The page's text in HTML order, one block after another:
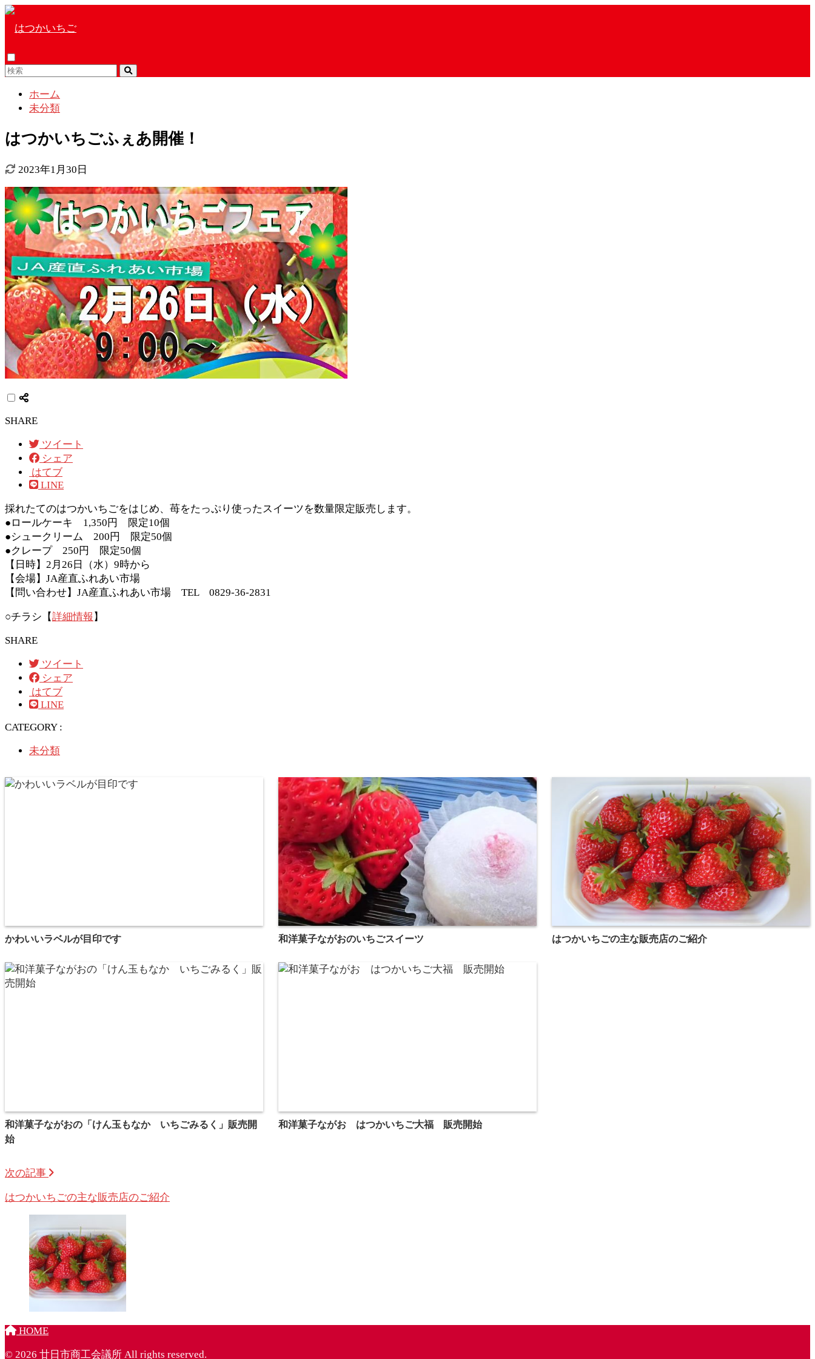
ホーム
未分類
はつかいちごふぇあ開催！
2023年1月30日
SHARE
ツイート
シェア
はてブ
LINE
採れたてのはつかいちごをはじめ、苺をたっぷり使ったスイーツを数量限定販売します。
●ロールケーキ 1,350円 限定10個
●シュークリーム 200円 限定50個
●クレープ 250円 限定50個
【日時】2月26日（水）9時から
【会場】JA産直ふれあい市場
【問い合わせ】JA産直ふれあい市場 TEL 0829-36-2831
○チラシ【詳細情報 】
SHARE
ツイート
シェア
はてブ
LINE
CATEGORY :
未分類
かわいいラベルが目印です 和洋菓子ながおのいちごスイーツ はつかいちごの主な販売店のご紹介
和洋菓子ながおの「けん玉もなか いちごみるく」販売開
始
和洋菓子ながお はつかいちご大福 販売開始
次の記事
はつかいちごの主な販売店のご紹介
HOME
© 2026 廿日市商工会議所 All rights reserved.